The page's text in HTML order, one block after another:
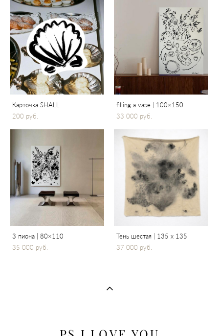
Карточка SHALL
200 pуб.
filling a vase | 100×150
33 000 pуб.
3 пиона | 80×110
35 000 pуб.
Тень шестая | 135 х 135
37 000 pуб.